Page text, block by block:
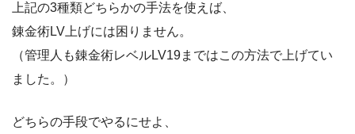
上記の3種類どちらかの手法を使えば、
錬金術LV上げには困りません。
（管理人も錬金術レベルLV19まではこの方法で上げてい
ました。）
どちらの手段でやるにせよ、